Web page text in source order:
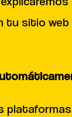
tu sitio web